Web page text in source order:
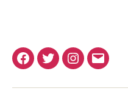
Facebook
TwitterInstagram
Email